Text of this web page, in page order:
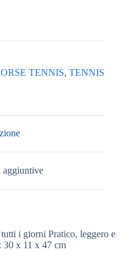
TENNIS, TENNIS
i giorni Pratico, leggero e
30 x 11 x 47 cm